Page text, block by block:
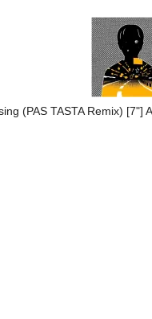
(PAS TASTA Remix) [7"]